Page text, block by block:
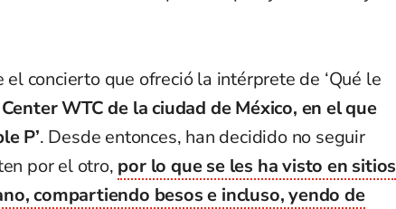
concierto que ofreció la intérprete de ‘Qué le
WTC de la ciudad de México, en el que
P’. Desde entonces, han decidido no seguir
por el otro, por lo que se les ha visto en sitios
compartiendo besos e incluso, yendo de